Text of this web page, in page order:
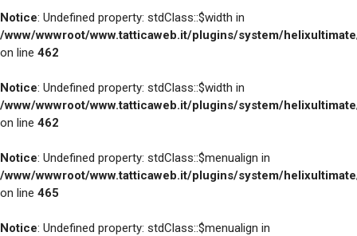
Notice: Undefined property: stdClass::$width in
/www/wwwroot/www.tatticaweb.it/plugins/system/
on line 462
Notice: Undefined property: stdClass::$width in
/www/wwwroot/www.tatticaweb.it/plugins/system/
on line 462
Notice: Undefined property: stdClass::$menualign in
/www/wwwroot/www.tatticaweb.it/plugins/system/
on line 465
Notice: Undefined property: stdClass::$menualign in